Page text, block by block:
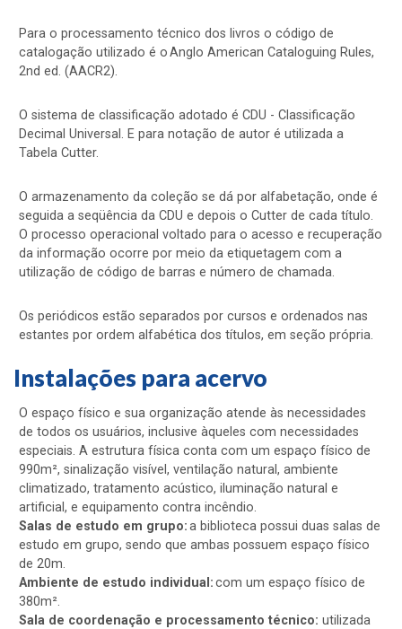
Para o processamento técnico dos livros o código de
catalogação utilizado é o Anglo American Cataloguing Rules,
2nd ed. (AACR2).
O sistema de classificação adotado é CDU - Classificação
Decimal Universal. E para notação de autor é utilizada a
Tabela Cutter.
O armazenamento da coleção se dá por alfabetação, onde é
seguida a seqüência da CDU e depois o Cutter de cada título.
O processo operacional voltado para o acesso e recuperação
da informação ocorre por meio da etiquetagem com a
utilização de código de barras e número de chamada.
Os periódicos estão separados por cursos e ordenados nas
estantes por ordem alfabética dos títulos, em seção própria.
Instalações para acervo
O espaço físico e sua organização atende às necessidades
de todos os usuários, inclusive àqueles com necessidades
especiais. A estrutura física conta com um espaço físico de
990m², sinalização visível, ventilação natural, ambiente
climatizado, tratamento acústico, iluminação natural e
artificial, e equipamento contra incêndio.
Salas de estudo em grupo:a biblioteca possui duas salas de
estudo em grupo, sendo que ambas possuem espaço físico
de 20m.
Ambiente de estudo individual:com um espaço físico de
380m².
Sala de coordenação e processamento técnico: utilizada